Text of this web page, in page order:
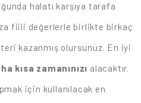
halatı karşıya tarafa
fiili değerlerle birlikte birkaç
kazanmış olursunuz. En iyi
kısa zamanınızı alacaktır.
için kullanılacak en